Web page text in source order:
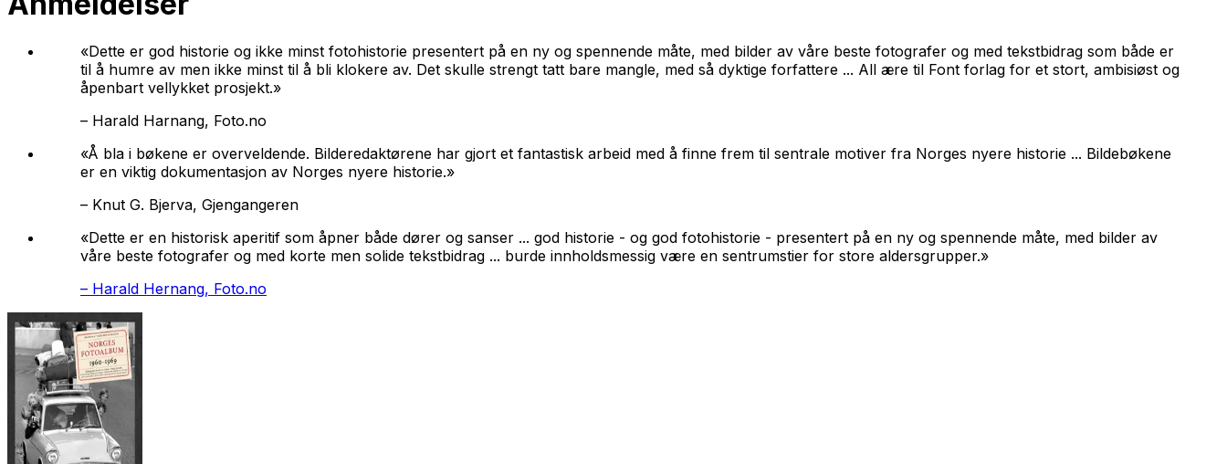
«Dette er god historie og ikke minst fotohistorie presentert på en ny og spennende måte, med bilder av våre beste fotografer og med tekstbidrag som både er
til å humre av men ikke minst til å bli klokere av. Det skulle strengt tatt bare mangle, med så dyktige forfattere ... All ære til Font forlag for et stort, ambisiøst og
åpenbart vellykket prosjekt.»
– Harald Harnang, Foto.no
«Å bla i bøkene er overveldende. Bilderedaktørene har gjort et fantastisk arbeid med å finne frem til sentrale motiver fra Norges nyere historie ... Bildebøkene
er en viktig dokumentasjon av Norges nyere historie.»
– Knut G. Bjerva, Gjengangeren
«Dette er en historisk aperitif som åpner både dører og sanser ... god historie - og god fotohistorie - presentert på en ny og spennende måte, med bilder av
våre beste fotografer og med korte men solide tekstbidrag ... burde innholdsmessig være en sentrumstier for store aldersgrupper.»
– Harald Hernang, Foto.no